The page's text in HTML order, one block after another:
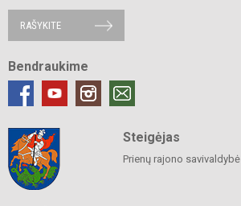
RAŠYKITE
Bendraukime
Steigėjas
Prienų rajono savivaldybė